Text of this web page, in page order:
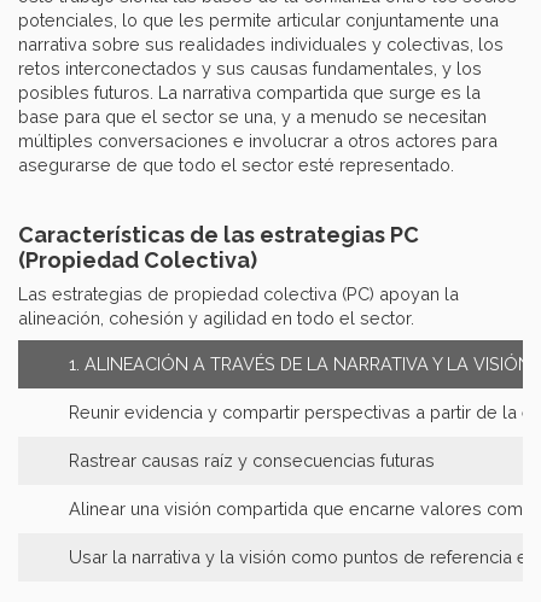
potenciales, lo que les permite articular conjuntamente una
narrativa sobre sus realidades individuales y colectivas, los
retos interconectados y sus causas fundamentales, y los
posibles futuros. La narrativa compartida que surge es la
base para que el sector se una, y a menudo se necesitan
múltiples conversaciones e involucrar a otros actores para
asegurarse de que todo el sector esté representado.
Características de las estrategias PC
(Propiedad Colectiva)
Las estrategias de propiedad colectiva (PC) apoyan la
alineación, cohesión y agilidad en todo el sector.
1. ALINEACIÓN A TRAVÉS DE LA NARRATIVA Y LA VISIÓN
Reunir evidencia y compartir perspectivas a partir de la
Rastrear causas raíz y consecuencias futuras
Alinear una visión compartida que encarne valores
Usar la narrativa y la visión como puntos de referencia